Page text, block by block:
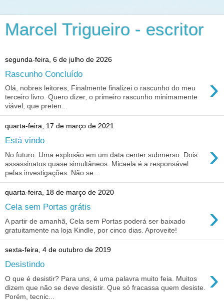
Marcel Trigueiro - escritor
segunda-feira, 6 de julho de 2026
Rascunho Concluído ›
Olá, nobres leitores, Finalmente finalizei o rascunho do meu
terceiro livro. Quero dizer, o primeiro rascunho minimamente
viável, que preten...
quarta-feira, 17 de março de 2021
Está vindo ›
No futuro: Uma explosão em um data center submerso. Dois
assassinatos quase simultâneos. Micaela é a responsável
pelas investigações. Não se...
quarta-feira, 18 de março de 2020
Cela sem Portas grátis ›
A partir de amanhã, Cela sem Portas poderá ser baixado
gratuitamente na loja Kindle, por cinco dias. Aproveite!
sexta-feira, 4 de outubro de 2019
Desistindo ›
O que é desistir? Para uns, é uma palavra muito feia. Muitos
dizem que não se deve desistir. Que só fracassa quem desiste.
Porém, tecnic...